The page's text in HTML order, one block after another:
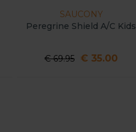
SAUCONY
Peregrine Shield A/C Kids
€ 69.95 € 35.00